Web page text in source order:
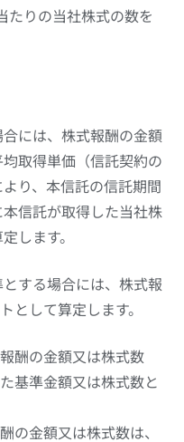
たりの当社株式の数を
には、株式報酬の金額
取得単価（信託契約の
り、本信託の信託期間
信託が取得した当社株
します。
する場合には、株式報
として算定します。
酬の金額又は株式数
基準金額又は株式数と
の金額又は株式数は、